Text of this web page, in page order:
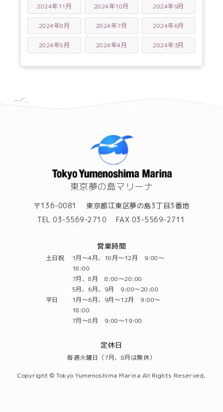
2024年11月 2024年10月 2024年9月
2024年8月 2024年7月 2024年6月
2024年5月 2024年4月 2024年3月
東京夢の島マリーナ
〒136-0081
東京都江東区夢の島3丁目3番地
TEL 03-5569-2710
FAX 03-5569-2711
営業時間
土日祝
1月～4月、10月～12月 9:00～
18:00
7月、8月 8:00～20:00
5月、6月、9月 9:00～20:00
平日
1月～6月、9月～12月 9:00～
18:00
7月～8月 9:00～19:00
定休日
毎週火曜日（7月、8月は無休）
Copyright © Tokyo Yumenoshima Marina All Rights Reserved.